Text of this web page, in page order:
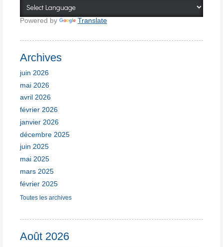
Powered by Translate
Archives
juin 2026
mai 2026
avril 2026
février 2026
janvier 2026
décembre 2025
juin 2025
mai 2025
mars 2025
février 2025
Toutes les archives
Août 2026